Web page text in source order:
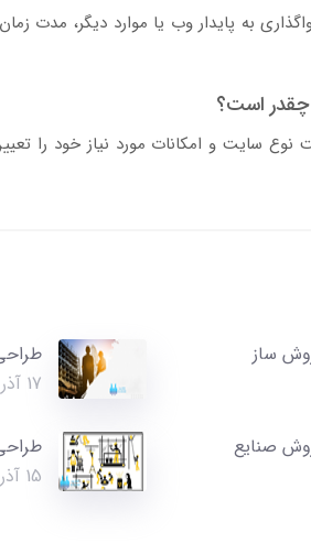
به پایدار وب یا موارد دیگر، مدت
چقدر است؟
سایت و امکانات مورد نیاز خود را
ساز
17 آذر 1400
صنایع
15 آذر 1400